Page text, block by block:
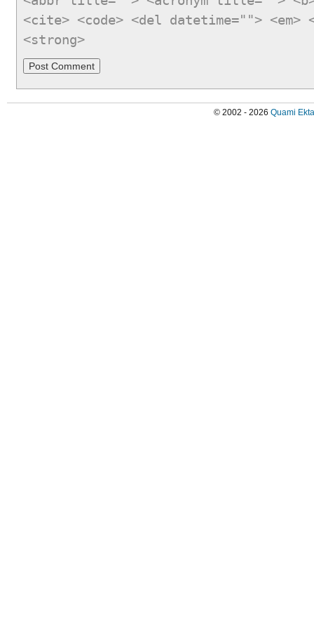
<cite> <code> <del datetime="">
<strong>
© 2002 - 2026 Quami